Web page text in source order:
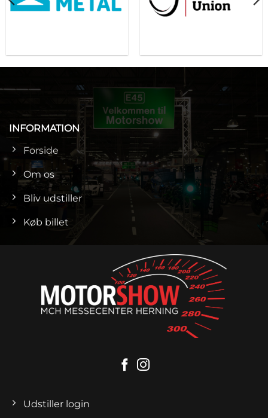
INFORMATION
Forside
Om os
Bliv udstiller
Køb billet
Udstiller login